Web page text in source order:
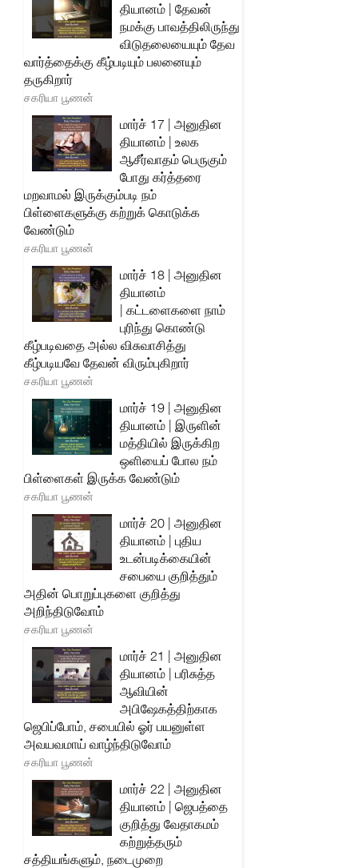
தியானம் | தேவன்
நமக்கு பாவத்திலிருந்து
விடுதலையையும் தேவ
வார்த்தைக்கு கீழ்படியும் பலனையும்
தருகிறார்
சகரியா பூணன்
மார்ச் 17 | அனுதின
தியானம் | உலக
ஆசீர்வாதம் பெருகும்
போது கர்த்தரை
மறவாமல் இருக்கும்படி நம்
பிள்ளைகளுக்கு கற்றுக் கொடுக்க
வேண்டும்
சகரியா பூணன்
மார்ச் 18 | அனுதின
தியானம்
| கட்டளைகளை நாம்
புரிந்து கொண்டு
கீழ்படிவதை அல்ல விசுவாசித்து
கீழ்படியவே தேவன் விரும்புகிறார்
சகரியா பூணன்
மார்ச் 19 | அனுதின
தியானம் | இருளின்
மத்தியில் இருக்கிற
ஒளியைப் போல நம்
பிள்ளைகள் இருக்க வேண்டும்
சகரியா பூணன்
மார்ச் 20 | அனுதின
தியானம் | புதிய
உடன்படிக்கையின்
சபையை குறித்தும்
அதின் பொறுப்புகளை குறித்து
அறிந்திடுவோம்
சகரியா பூணன்
மார்ச் 21 | அனுதின
தியானம் | பரிசுத்த
ஆவியின்
அபிஷேகத்திற்காக
ஜெபிப்போம், சபையில் ஓர் பயனுள்ள
அவயவமாய் வாழ்ந்திடுவோம்
சகரியா பூணன்
மார்ச் 22 | அனுதின
தியானம் | ஜெபத்தை
குறித்து வேதாகமம்
கற்றுத்தரும்
சத்தியங்களும், நடைமுறை